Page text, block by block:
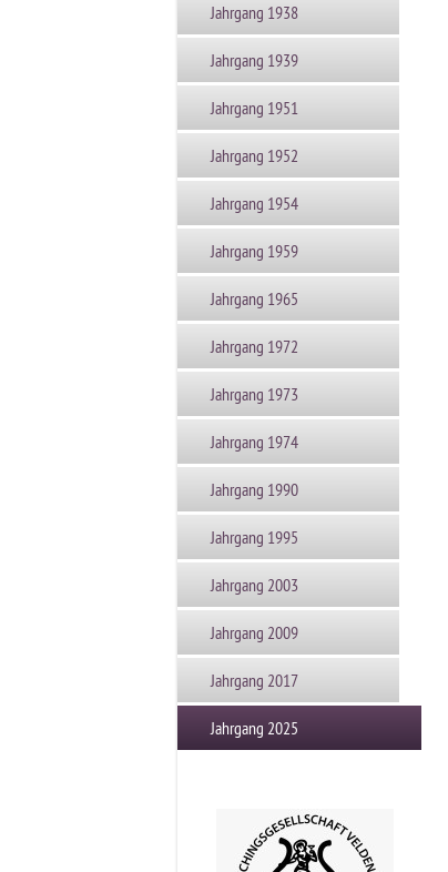
Jahrgang 1938
Jahrgang 1939
Jahrgang 1951
Jahrgang 1952
Jahrgang 1954
Jahrgang 1959
Jahrgang 1965
Jahrgang 1972
Jahrgang 1973
Jahrgang 1974
Jahrgang 1990
Jahrgang 1995
Jahrgang 2003
Jahrgang 2009
Jahrgang 2017
Jahrgang 2025